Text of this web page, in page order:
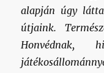
alapján úgy
útjaink.
Honvédnak,